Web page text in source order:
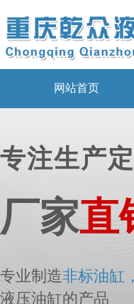
网站首页
专注生产
厂家直
专业制造非标油缸
液压油缸的产品